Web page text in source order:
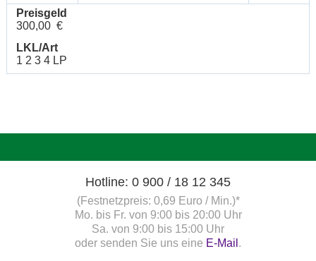
Preisgeld
300,00 €
LKL/Art
1 2 3 4 LP
Hotline: 0 900 / 18 12 345
(Festnetzpreis: 0,69 Euro / Min.)*
Mo. bis Fr. von 9:00 bis 20:00 Uhr
Sa. von 9:00 bis 15:00 Uhr
oder senden Sie uns eine E-Mail .